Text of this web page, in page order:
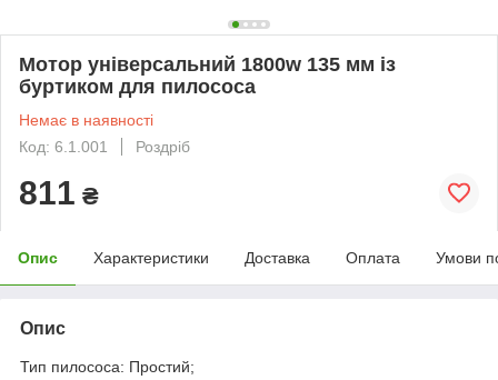
Мотор універсальний 1800w 135 мм із
буртиком для пилососа
Немає в наявності
Код: 6.1.001
Роздріб
811 ₴
Опис Характеристики Доставка Оплата Умови
Опис
Тип пилососа: Простий;